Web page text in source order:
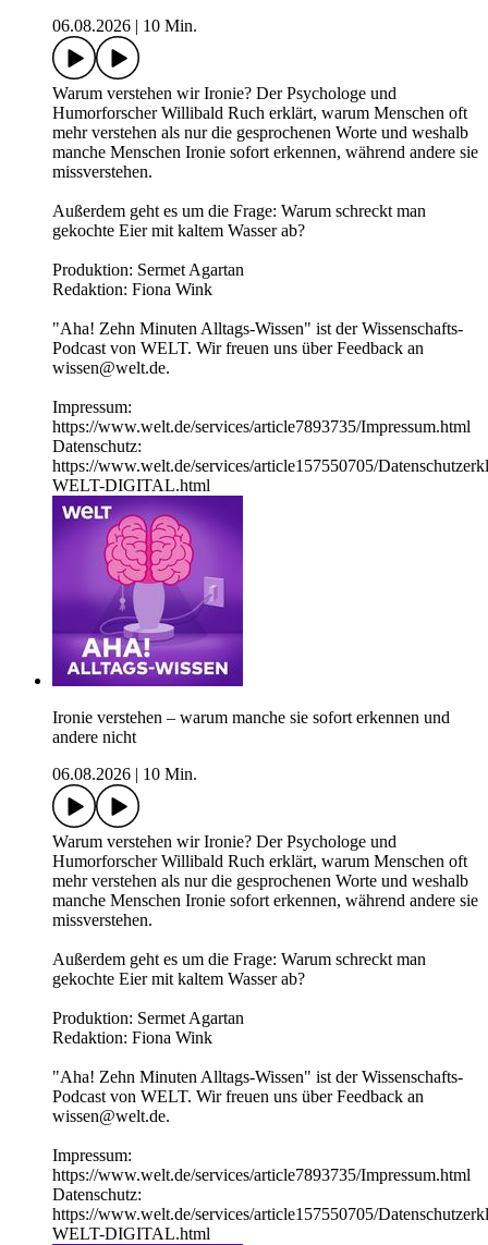
06.08.2026
10 Min.
Warum verstehen wir Ironie? Der Psychologe und
Humorforscher Willibald Ruch erklärt, warum Menschen oft
mehr verstehen als nur die gesprochenen Worte und weshalb
manche Menschen Ironie sofort erkennen, während andere sie
missverstehen.
Außerdem geht es um die Frage: Warum schreckt man
gekochte Eier mit kaltem Wasser ab?
Produktion: Sermet Agartan
Redaktion: Fiona Wink
"Aha! Zehn Minuten Alltags-Wissen" ist der Wissenschafts-
Podcast von WELT. Wir freuen uns über Feedback an
wissen@welt.de.
Impressum:
https://www.welt.de/services/article7893735/Impressum.html
Datenschutz:
https://www.welt.de/services/article157550705/
WELT-DIGITAL.html
Ironie verstehen – warum manche sie sofort erkennen und
andere nicht
06.08.2026
10 Min.
Warum verstehen wir Ironie? Der Psychologe und
Humorforscher Willibald Ruch erklärt, warum Menschen oft
mehr verstehen als nur die gesprochenen Worte und weshalb
manche Menschen Ironie sofort erkennen, während andere sie
missverstehen.
Außerdem geht es um die Frage: Warum schreckt man
gekochte Eier mit kaltem Wasser ab?
Produktion: Sermet Agartan
Redaktion: Fiona Wink
"Aha! Zehn Minuten Alltags-Wissen" ist der Wissenschafts-
Podcast von WELT. Wir freuen uns über Feedback an
wissen@welt.de.
Impressum:
https://www.welt.de/services/article7893735/Impressum.html
Datenschutz:
https://www.welt.de/services/article157550705/
WELT-DIGITAL.html